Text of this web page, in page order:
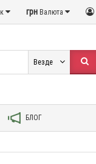
грн Валюта
Везде
БЛОГ